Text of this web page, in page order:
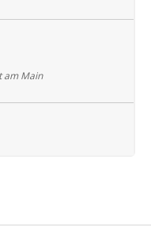
am Main